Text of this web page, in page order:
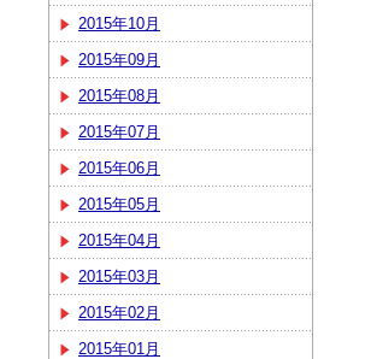
2015年10月
2015年09月
2015年08月
2015年07月
2015年06月
2015年05月
2015年04月
2015年03月
2015年02月
2015年01月